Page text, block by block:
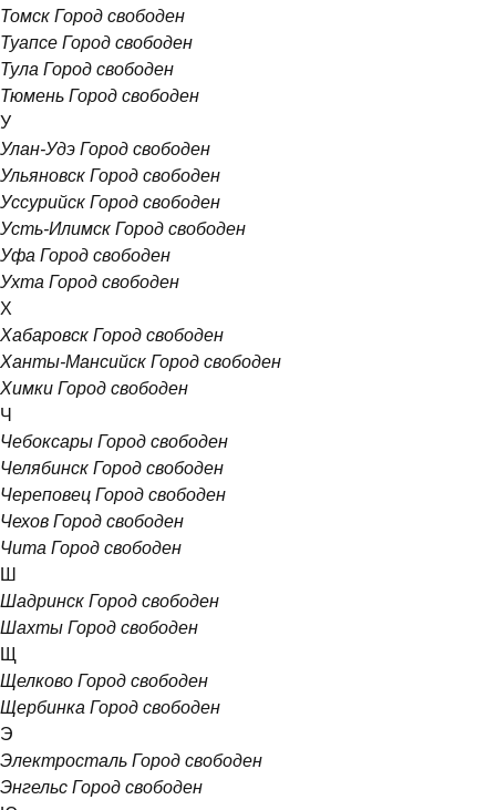
Томск Город свободен
Туапсе Город свободен
Тула Город свободен
Тюмень Город свободен
У
Улан-Удэ Город свободен
Ульяновск Город свободен
Уссурийск Город свободен
Усть-Илимск Город свободен
Уфа Город свободен
Ухта Город свободен
Х
Хабаровск Город свободен
Ханты-Мансийск Город свободен
Химки Город свободен
Ч
Чебоксары Город свободен
Челябинск Город свободен
Череповец Город свободен
Чехов Город свободен
Чита Город свободен
Ш
Шадринск Город свободен
Шахты Город свободен
Щ
Щелково Город свободен
Щербинка Город свободен
Э
Электросталь Город свободен
Энгельс Город свободен